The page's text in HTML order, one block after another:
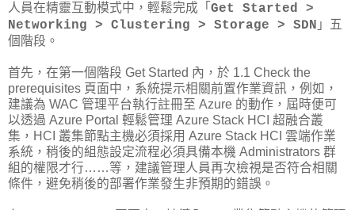
人員在精靈互動模式中，輕鬆完成「 Get Started >
Networking > Clustering > Storage > SDN 」五
個階段。
首先，在第一個階段 Get Started 內，於 1.1 Check the
prerequisites 頁面中，系統提示相關前置作業資訊，例如，
建議為 WAC 管理平台執行註冊至 Azure 的動作，屆時便可
以透過 Azure Portal 輕鬆管理 Azure Stack HCI 超融合叢
集，HCI 叢集節點主機必須採用 Azure Stack HCI 雲端作業
系統，稍後的組態設定流程必須具備本機 Administrators 群
組的權限才行……等，建議管理人員再次檢視是否符合相關
條件，避免稍後的部署作業發生非預期的錯誤。